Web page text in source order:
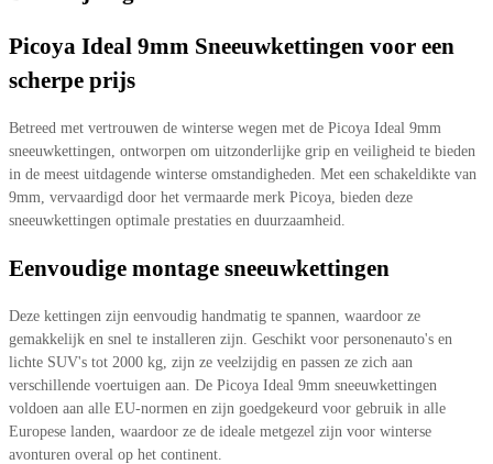
Picoya Ideal 9mm Sneeuwkettingen voor een
scherpe prijs
Betreed met vertrouwen de winterse wegen met de Picoya Ideal 9mm
sneeuwkettingen, ontworpen om uitzonderlijke grip en veiligheid te bieden
in de meest uitdagende winterse omstandigheden. Met een schakeldikte van
9mm, vervaardigd door het vermaarde merk Picoya, bieden deze
sneeuwkettingen optimale prestaties en duurzaamheid.
Eenvoudige montage sneeuwkettingen
Deze kettingen zijn eenvoudig handmatig te spannen, waardoor ze
gemakkelijk en snel te installeren zijn. Geschikt voor personenauto's en
lichte SUV's tot 2000 kg, zijn ze veelzijdig en passen ze zich aan
verschillende voertuigen aan. De Picoya Ideal 9mm sneeuwkettingen
voldoen aan alle EU-normen en zijn goedgekeurd voor gebruik in alle
Europese landen, waardoor ze de ideale metgezel zijn voor winterse
avonturen overal op het continent.